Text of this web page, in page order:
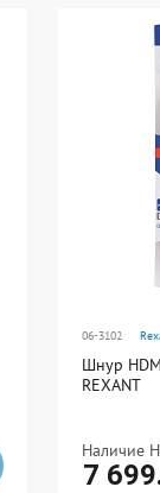
В
06-3102
Шнур
REXANT
Наличие
7